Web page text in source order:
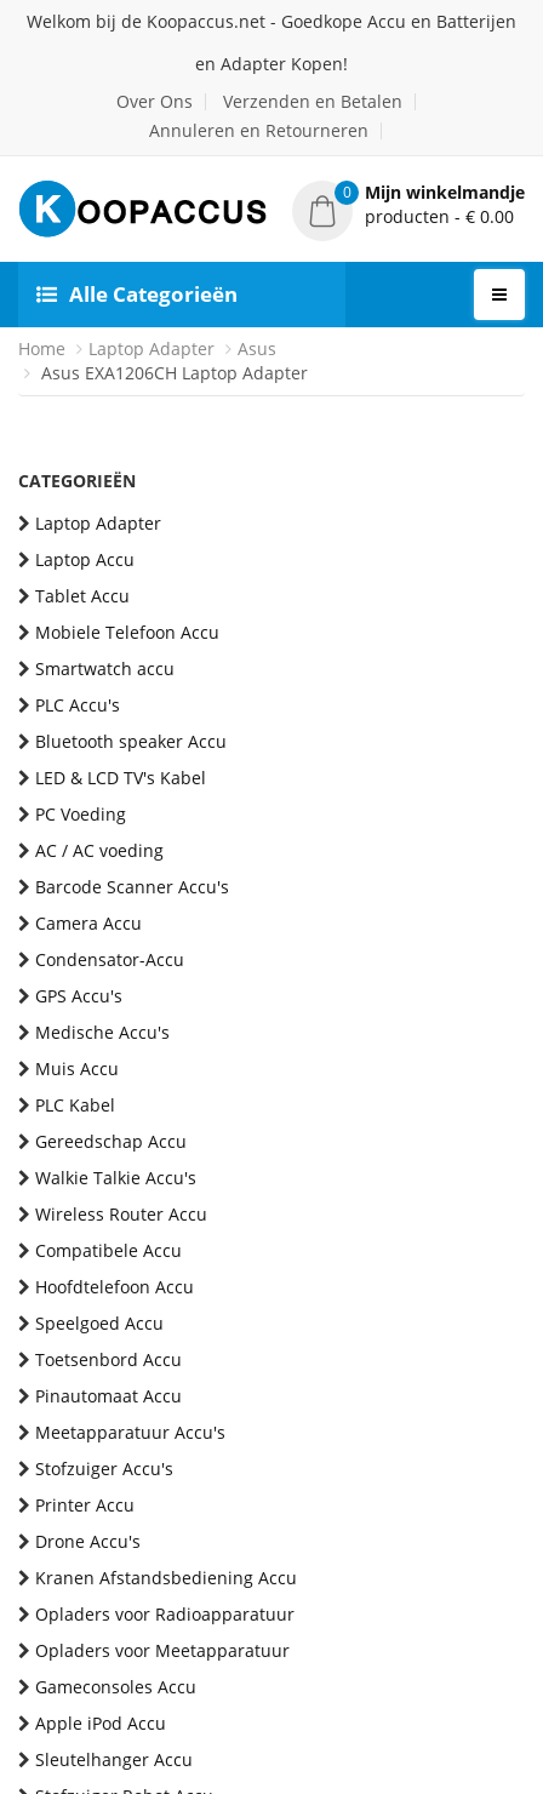
Welkom bij de Koopaccus.net - Goedkope Accu en Batterijen
en Adapter Kopen!
Over Ons
Verzenden en Betalen
Annuleren en Retourneren
0
Mijn winkelmandje
producten - € 0.00
Alle Categorieën
Home Laptop Adapter
Asus
Asus EXA1206CH Laptop Adapter
CATEGORIEËN
Laptop Adapter
Laptop Accu
Tablet Accu
Mobiele Telefoon Accu
Smartwatch accu
PLC Accu's
Bluetooth speaker Accu
LED & LCD TV's Kabel
PC Voeding
AC / AC voeding
Barcode Scanner Accu's
Camera Accu
Condensator-Accu
GPS Accu's
Medische Accu's
Muis Accu
PLC Kabel
Gereedschap Accu
Walkie Talkie Accu's
Wireless Router Accu
Compatibele Accu
Hoofdtelefoon Accu
Speelgoed Accu
Toetsenbord Accu
Pinautomaat Accu
Meetapparatuur Accu's
Stofzuiger Accu's
Printer Accu
Drone Accu's
Kranen Afstandsbediening Accu
Opladers voor Radioapparatuur
Opladers voor Meetapparatuur
Gameconsoles Accu
Apple iPod Accu
Sleutelhanger Accu